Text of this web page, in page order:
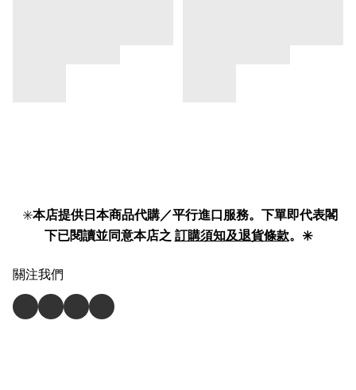
✳️本店提供日本商品代購／平行進口服務。下單即代表閣
下已閱讀並同意本店之 訂購須知及退貨條款。✳️
關注我們